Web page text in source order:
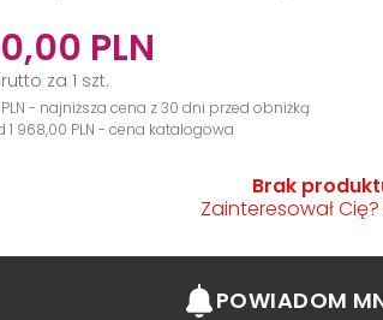
PLN
za 1 szt.
- najniższa cena z 30 dni przed obniżką
1 968,00 PLN - cena katalogowa
Brak
Zainteresował
POWIADOM